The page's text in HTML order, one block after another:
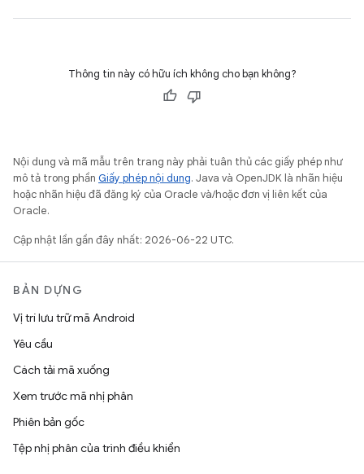
Thông tin này có hữu ích không cho bạn không?
Nội dung và mã mẫu trên trang này phải tuân thủ các giấy phép như
mô tả trong phần Giấy phép nội dung. Java và OpenJDK là nhãn hiệu
hoặc nhãn hiệu đã đăng ký của Oracle và/hoặc đơn vị liên kết của
Oracle.
Cập nhật lần gần đây nhất: 2026-06-22 UTC.
BẢN DỰNG
Vị trí lưu trữ mã Android
Yêu cầu
Cách tải mã xuống
Xem trước mã nhị phân
Phiên bản gốc
Tệp nhị phân của trình điều khiển